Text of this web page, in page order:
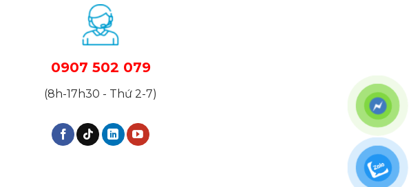
0907 502 079
(8h-17h30 - Thứ 2-7)